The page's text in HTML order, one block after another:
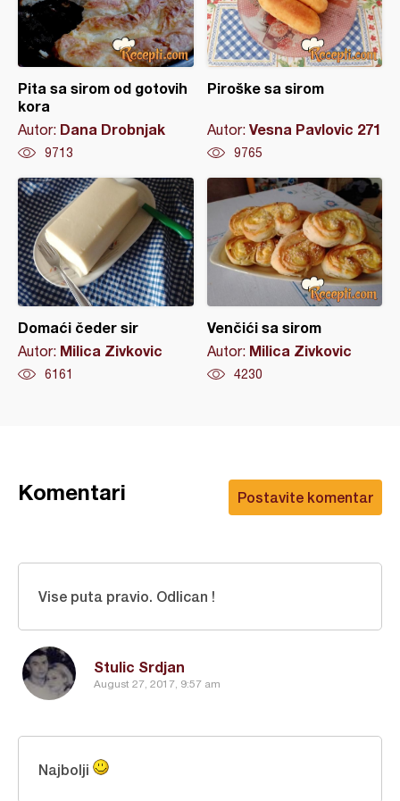
Pita sa sirom od gotovih
kora
Autor: Dana Drobnjak
9713
Piroške sa sirom
Autor: Vesna Pavlovic 271
9765
Domaći čeder sir
Autor: Milica Zivkovic
6161
Venčići sa sirom
Autor: Milica Zivkovic
4230
Postavite komentar
Komentari
Stulic Srdjan
August 27, 2017, 9:57 am
Vise puta pravio. Odlican !
Najbolji